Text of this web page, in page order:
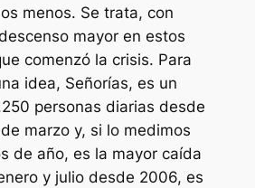
menos. Se trata, con
mayor en estos
comenzó la crisis. Para
idea, Señorías, es un
personas diarias desde
marzo y, si lo medimos
de año, es la mayor caída
y julio desde 2006, es